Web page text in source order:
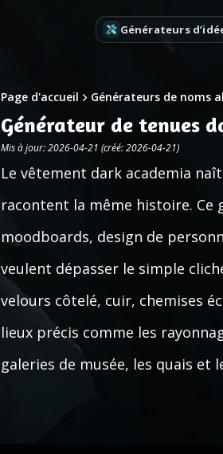
Générateurs
Page d'accueil Générateurs de noms
Générateur de tenues
Mis à jour: 2026-04-21 (créé: 2026-04-21)
Le vêtement dark academia
racontent la même histoire.
moodboards, design de
veulent dépasser le simple
velours côtelé, cuir, chemises
lieux précis comme les
galeries de musée, les quais et